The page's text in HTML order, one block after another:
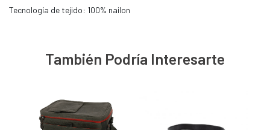
Tecnología de tejido: 100% nailon
También Podría Interesarte